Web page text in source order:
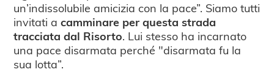
un’indissolubile amicizia con la pace”. Siamo tutti
invitati acamminare per questa strada
tracciata dal Risorto. Lui stesso ha incarnato
una pace disarmata perché "disarmata fu la
sua lotta”.